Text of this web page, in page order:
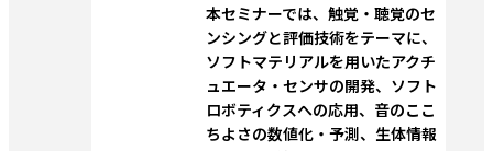
本セミナーでは、触覚・聴覚のセ
ンシングと評価技術をテーマに、
ソフトマテリアルを用いたアクチ
ュエータ・センサの開発、ソフト
ロボティクスへの応用、音のここ
ちよさの数値化・予測、生体情報